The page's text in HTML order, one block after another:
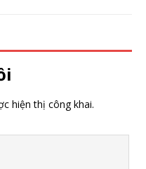
hiện thị công khai.